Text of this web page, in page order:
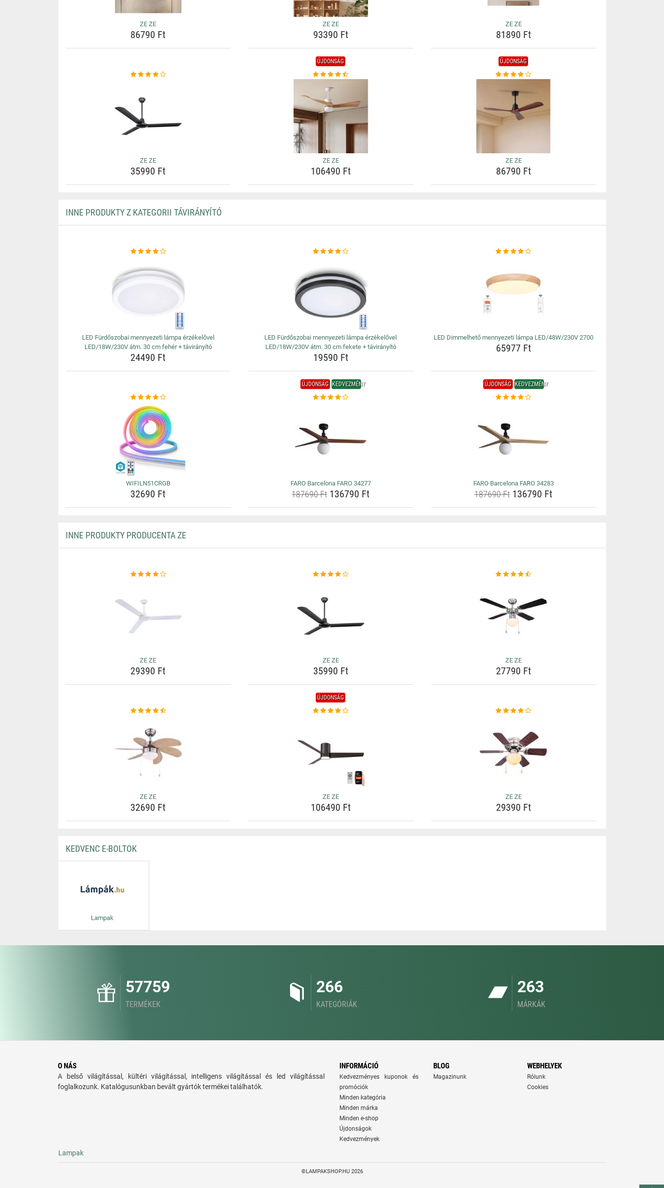
ZE ZE
86790 Ft
ZE ZE
93390 Ft
ZE ZE
81890 Ft
ZE ZE
35990 Ft
ÚJDONSÁG
ZE ZE
106490 Ft
ÚJDONSÁG
ZE ZE
86790 Ft
INNE PRODUKTY Z KATEGORII TÁVIRÁNYÍTÓ
LED Fürdőszobai mennyezeti lámpa érzékelővel
LED/18W/230V átm. 30 cm fehér + távirányító
24490 Ft
LED Fürdőszobai mennyezeti lámpa érzékelővel
LED/18W/230V átm. 30 cm fekete + távirányító
19590 Ft
LED Dimmelhető mennyezeti lámpa LED/48W/230V 2700
65977 Ft
WIFILN51CRGB
32690 Ft
ÚJDONSÁG KEDVEZMÉNY
FARO Barcelona FARO 34277
187690 Ft136790 Ft
ÚJDONSÁG KEDVEZMÉNY
FARO Barcelona FARO 34283
187690 Ft 136790 Ft
INNE PRODUKTY PRODUCENTA ZE
ZE ZE
29390 Ft
ZE ZE
35990 Ft
ZE ZE
27790 Ft
ZE ZE
32690 Ft
ÚJDONSÁG
ZE ZE
106490 Ft
ZE ZE
29390 Ft
KEDVENC E-BOLTOK
Lampak
57759
TERMÉKEK
266
KATEGÓRIÁK
263
MÁRKÁK
O NÁS
A belső világítással, kültéri világítással, intelligens világítással és led világítással
foglalkozunk. Katalógusunkban bevált gyártók termékei találhatók.
INFORMÁCIÓ
Kedvezményes kuponok és
promóciók
Minden kategória
Minden márka
Minden e-shop
Újdonságok
Kedvezmények
BLOG
Magazinunk
WEBHELYEK
Rólunk
Cookies
Lampak
©LAMPAKSHOP.HU 2026